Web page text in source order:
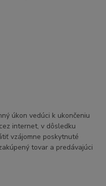
úkon vedúci k ukončeniu
internet, v dôsledku
vzájomne poskytnuté
tovar a predávajúci